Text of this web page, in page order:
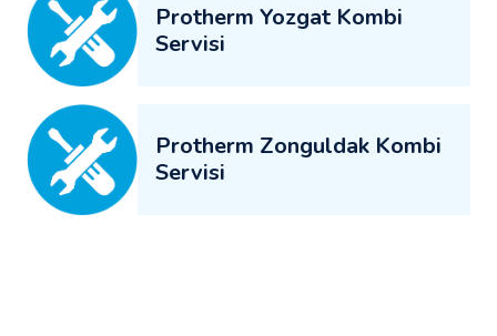
Protherm Yozgat Kombi
Servisi
Protherm Zonguldak Kombi
Servisi